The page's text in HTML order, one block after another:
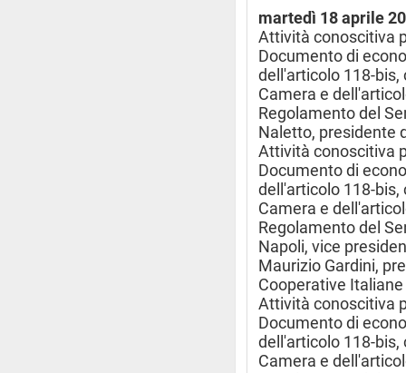
martedì 18 aprile
Attività conoscitiva
Documento di
dell'articolo 118-bis,
Camera e
Regolamento del
Naletto, presidente
Attività conoscitiva
Documento di
dell'articolo 118-bis,
Camera e
Regolamento del
Napoli, vice
Maurizio Gardini,
Cooperative Italiane
Attività conoscitiva
Documento di
dell'articolo 118-bis,
Camera e